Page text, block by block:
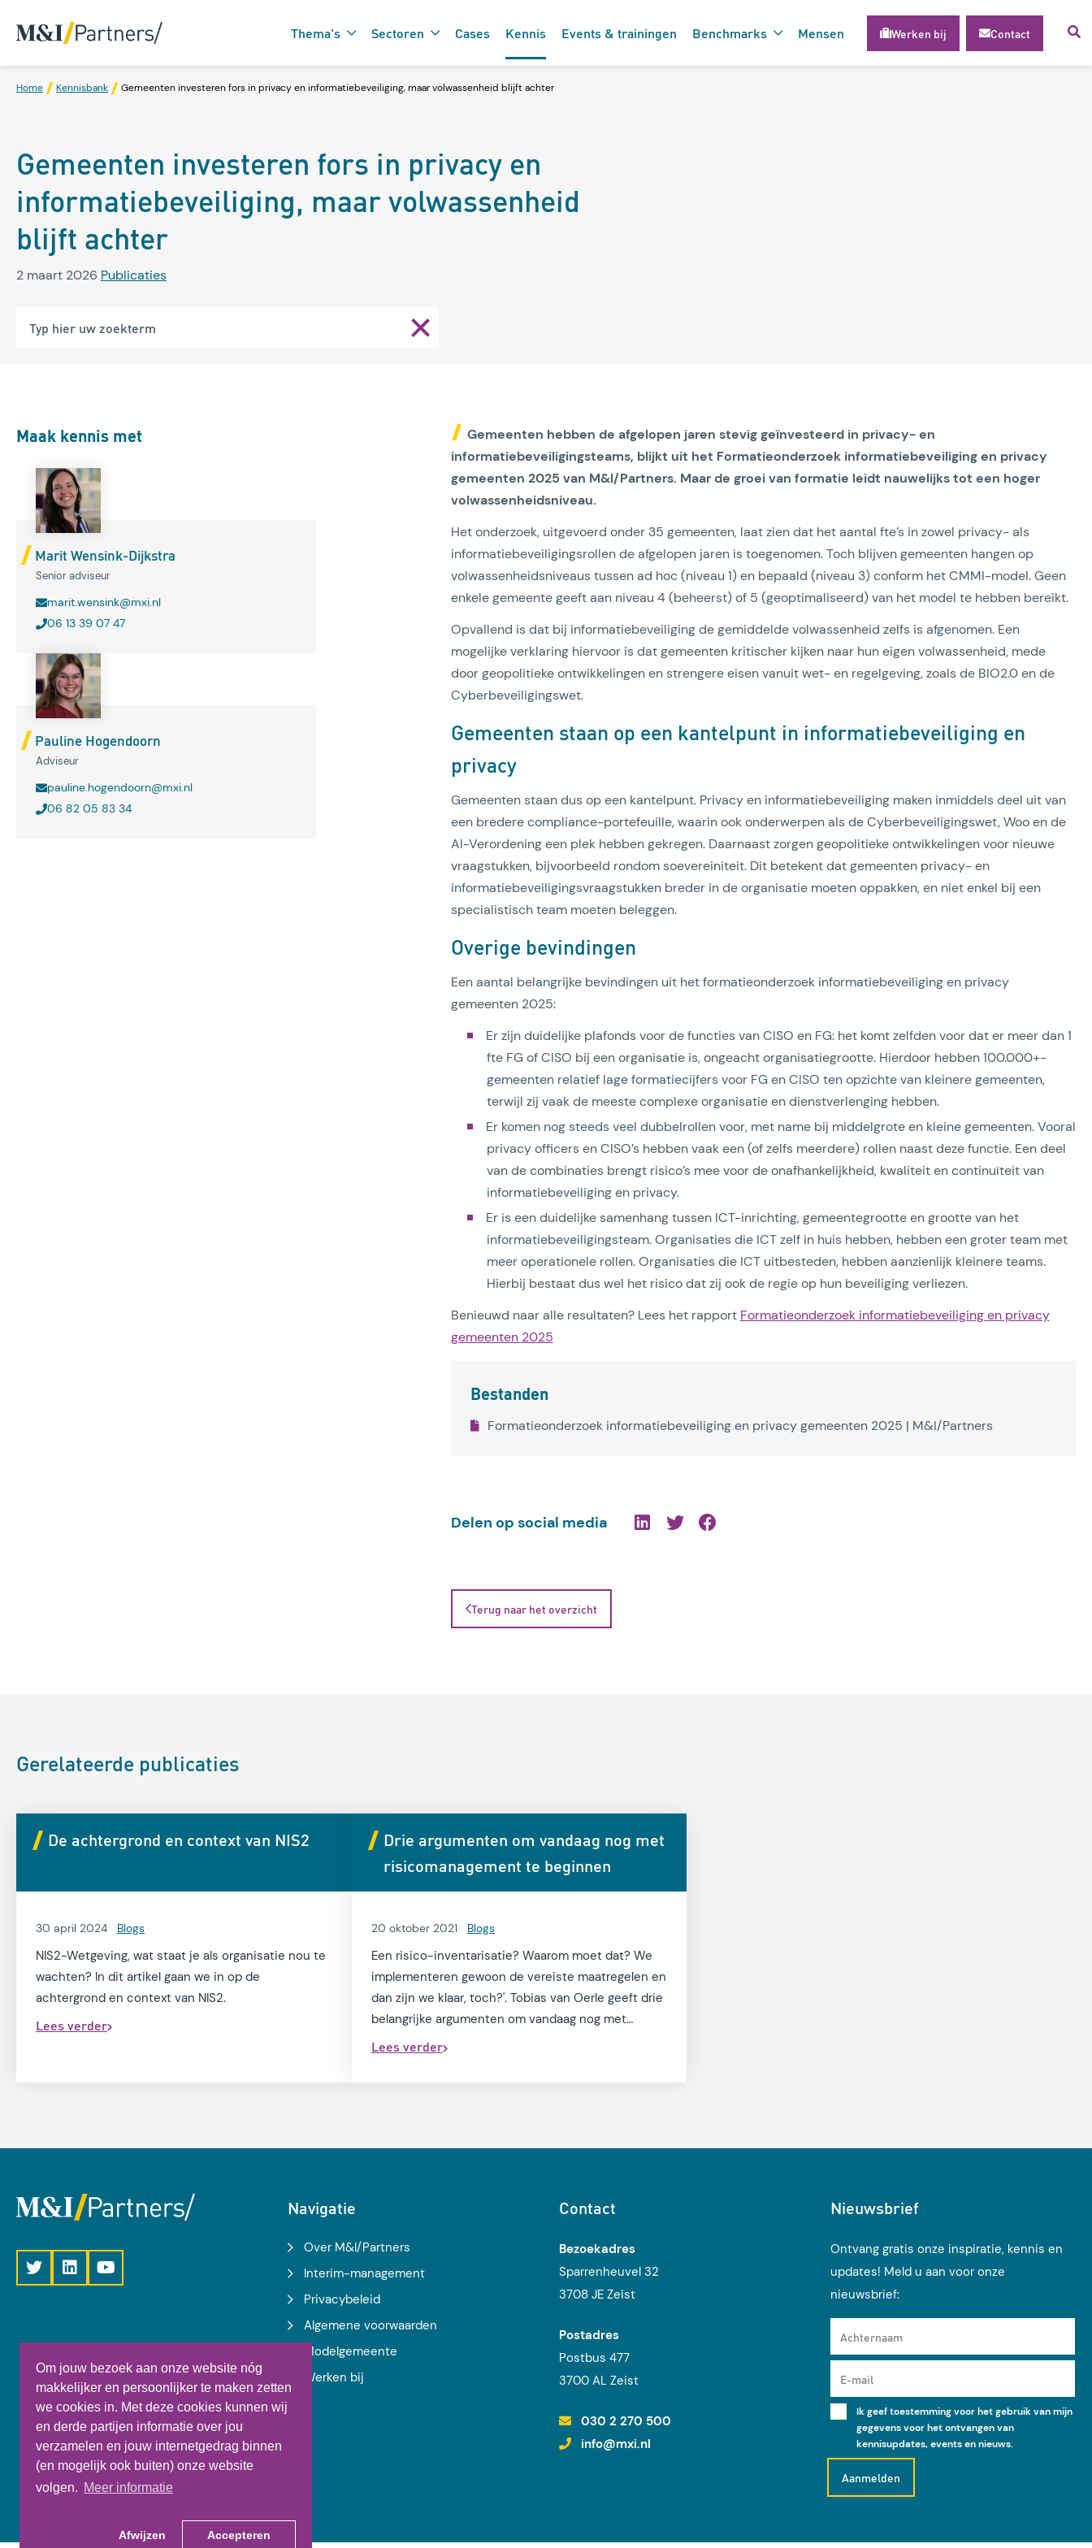
Om jouw bezoek aan onze website nóg
makkelijker en persoonlijker te maken zetten
we cookies in. Met deze cookies kunnen wij
en derde partijen informatie over jou
verzamelen en jouw internetgedrag binnen
(en mogelijk ook buiten) onze website
volgen. Meer informatie
Afwijzen Accepteren
Thema's Sectoren Cases Kennis Events & trainingen Benchmarks Mensen Werken bij Contact
Home Kennisbank Gemeenten investeren fors in privacy en informatiebeveiliging, maar volwassenheid blijft achter
Gemeenten investeren fors in privacy en
informatiebeveiliging, maar volwassenheid
blijft achter
2 maart 2026 Publicaties
Gemeenten hebben de afgelopen jaren stevig geïnvesteerd in privacy- en
informatiebeveiligingsteams, blijkt uit het Formatieonderzoek informatiebeveiliging en privacy
gemeenten 2025 van M&I/Partners. Maar de groei van formatie leidt nauwelijks tot een hoger
volwassenheidsniveau.
Het onderzoek, uitgevoerd onder 35 gemeenten, laat zien dat het aantal fte’s in zowel privacy- als
informatiebeveiligingsrollen de afgelopen jaren is toegenomen. Toch blijven gemeenten hangen op
volwassenheidsniveaus tussen ad hoc (niveau 1) en bepaald (niveau 3) conform het CMMI-model. Geen
enkele gemeente geeft aan niveau 4 (beheerst) of 5 (geoptimaliseerd) van het model te hebben bereikt.
Opvallend is dat bij informatiebeveiliging de gemiddelde volwassenheid zelfs is afgenomen. Een
mogelijke verklaring hiervoor is dat gemeenten kritischer kijken naar hun eigen volwassenheid, mede
door geopolitieke ontwikkelingen en strengere eisen vanuit wet- en regelgeving, zoals de BIO2.0 en de
Cyberbeveiligingswet.
Gemeenten staan op een kantelpunt in informatiebeveiliging en
privacy
Gemeenten staan dus op een kantelpunt. Privacy en informatiebeveiliging maken inmiddels deel uit van
een bredere compliance-portefeuille, waarin ook onderwerpen als de Cyberbeveiligingswet, Woo en de
AI-Verordening een plek hebben gekregen. Daarnaast zorgen geopolitieke ontwikkelingen voor nieuwe
vraagstukken, bijvoorbeeld rondom soevereiniteit. Dit betekent dat gemeenten privacy- en
informatiebeveiligingsvraagstukken breder in de organisatie moeten oppakken, en niet enkel bij een
specialistisch team moeten beleggen.
Overige bevindingen
Een aantal belangrijke bevindingen uit het formatieonderzoek informatiebeveiliging en privacy
gemeenten 2025:
Er zijn duidelijke plafonds voor de functies van CISO en FG: het komt zelfden voor dat er meer dan 1
fte FG of CISO bij een organisatie is, ongeacht organisatiegrootte. Hierdoor hebben 100.000+-
gemeenten relatief lage formatiecijfers voor FG en CISO ten opzichte van kleinere gemeenten,
terwijl zij vaak de meeste complexe organisatie en dienstverlenging hebben.
Er komen nog steeds veel dubbelrollen voor, met name bij middelgrote en kleine gemeenten. Vooral
privacy officers en CISO’s hebben vaak een (of zelfs meerdere) rollen naast deze functie. Een deel
van de combinaties brengt risico’s mee voor de onafhankelijkheid, kwaliteit en continuïteit van
informatiebeveiliging en privacy.
Er is een duidelijke samenhang tussen ICT-inrichting, gemeentegrootte en grootte van het
informatiebeveiligingsteam. Organisaties die ICT zelf in huis hebben, hebben een groter team met
meer operationele rollen. Organisaties die ICT uitbesteden, hebben aanzienlijk kleinere teams.
Hierbij bestaat dus wel het risico dat zij ook de regie op hun beveiliging verliezen.
Benieuwd naar alle resultaten? Lees het rapport Formatieonderzoek informatiebeveiliging en privacy
gemeenten 2025
Bestanden
Formatieonderzoek informatiebeveiliging en privacy gemeenten 2025 | M&I/Partners
Delen op social media
Terug naar het overzicht
Maak kennis met
Marit Wensink-Dijkstra
Senior adviseur
marit.wensink@mxi.nl
06 13 39 07 47
Pauline Hogendoorn
Adviseur
pauline.hogendoorn@mxi.nl
06 82 05 83 34
Gerelateerde publicaties
De achtergrond en context van NIS2
30 april 2024 Blogs
NIS2-Wetgeving, wat staat je als organisatie nou te
wachten? In dit artikel gaan we in op de
achtergrond en context van NIS2.
Lees verder
Drie argumenten om vandaag nog met
risicomanagement te beginnen
20 oktober 2021 Blogs
Een risico-inventarisatie? Waarom moet dat? We
implementeren gewoon de vereiste maatregelen en
dan zijn we klaar, toch?'. Tobias van Oerle geeft drie
belangrijke argumenten om vandaag nog met
risicomanagement te beginnen.
Lees verder
Navigatie
Over M&I/Partners
Interim-management
Privacybeleid
Algemene voorwaarden
Modelgemeente
Werken bij
Contact
Bezoekadres
Sparrenheuvel 32
3708 JE Zeist
Postadres
Postbus 477
3700 AL Zeist
030 2 270 500
info@mxi.nl
Nieuwsbrief
Ontvang gratis onze inspiratie, kennis en
updates! Meld u aan voor onze
nieuwsbrief:
Achternaam
E-mail
Ik geef toestemming voor het gebruik van mijn
gegevens voor het ontvangen van
kennisupdates, events en nieuws.